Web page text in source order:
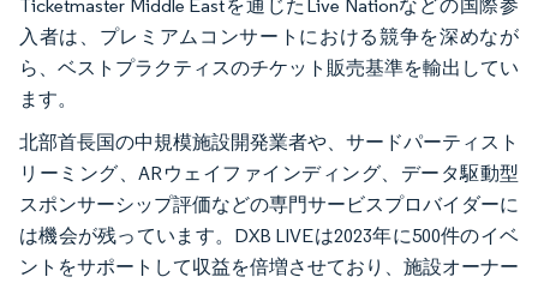
Ticketmaster Middle Eastを通じたLive Nationなどの国際参
入者は、プレミアムコンサートにおける競争を深めなが
ら、ベストプラクティスのチケット販売基準を輸出してい
ます。
北部首長国の中規模施設開発業者や、サードパーティスト
リーミング、ARウェイファインディング、データ駆動型
スポンサーシップ評価などの専門サービスプロバイダーに
は機会が残っています。DXB LIVEは2023年に500件のイベ
ントをサポートして収益を倍増させており、施設オーナー